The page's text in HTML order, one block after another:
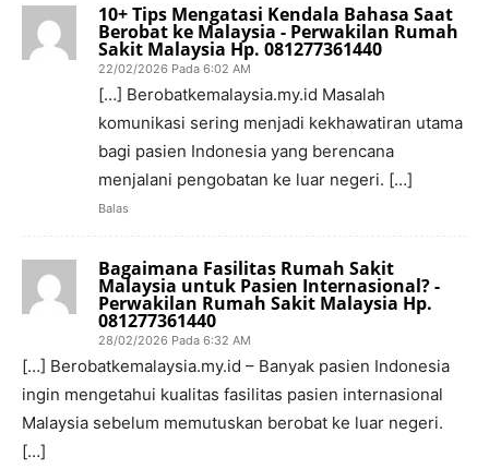
10+ Tips Mengatasi Kendala Bahasa Saat
Berobat ke Malaysia - Perwakilan Rumah
Sakit Malaysia Hp. 081277361440
22/02/2026 Pada 6:02 AM
[…] Berobatkemalaysia.my.id Masalah
komunikasi sering menjadi kekhawatiran utama
bagi pasien Indonesia yang berencana
menjalani pengobatan ke luar negeri. […]
Balas
Bagaimana Fasilitas Rumah Sakit
Malaysia untuk Pasien Internasional? -
Perwakilan Rumah Sakit Malaysia Hp.
081277361440
28/02/2026 Pada 6:32 AM
[…] Berobatkemalaysia.my.id – Banyak pasien Indonesia
ingin mengetahui kualitas fasilitas pasien internasional
Malaysia sebelum memutuskan berobat ke luar negeri.
[…]